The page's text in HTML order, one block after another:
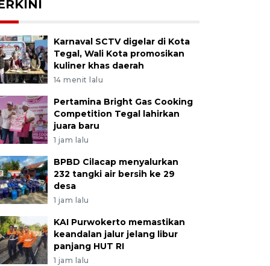
Karnaval SCTV digelar di Kota
Tegal, Wali Kota promosikan
kuliner khas daerah
14 menit lalu
Pertamina Bright Gas Cooking
Competition Tegal lahirkan
juara baru
1 jam lalu
BPBD Cilacap menyalurkan
232 tangki air bersih ke 29
desa
1 jam lalu
KAI Purwokerto memastikan
keandalan jalur jelang libur
panjang HUT RI
1 jam lalu